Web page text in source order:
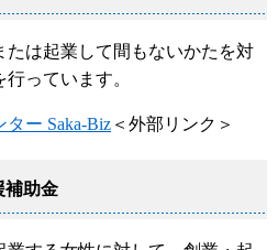
たは起業して間もないかたを対
っています。
ー Saka-Biz ＜外部リンク＞
補助金